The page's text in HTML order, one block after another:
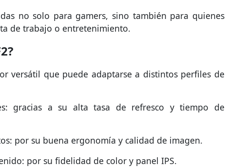
no solo para gamers, sino también para quienes
de trabajo o entretenimiento.
versátil que puede adaptarse a distintos perfiles de
gracias a su alta tasa de refresco y tiempo de
por su buena ergonomía y calidad de imagen.
por su fidelidad de color y panel IPS.